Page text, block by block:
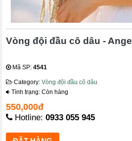
Vòng đội đầu cô dâu - Angel
Mã SP:4541
Category:Vòng đội đầu cô dâu
Tình trạng: Còn hàng
550,000đ
Hotline:0933 055 945